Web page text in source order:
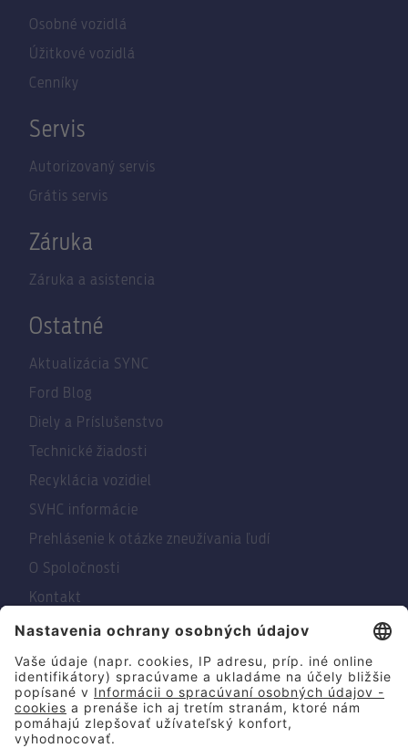
Osobné vozidlá
Úžitkové vozidlá
Cenníky
Servis
Autorizovaný servis
Grátis servis
Záruka
Záruka a asistencia
Ostatné
Aktualizácia SYNC
Ford Blog
Diely a Príslušenstvo
Technické žiadosti
Recyklácia vozidiel
SVHC informácie
Prehlásenie k otázke zneužívania ľudí
O Spoločnosti
Kontakt